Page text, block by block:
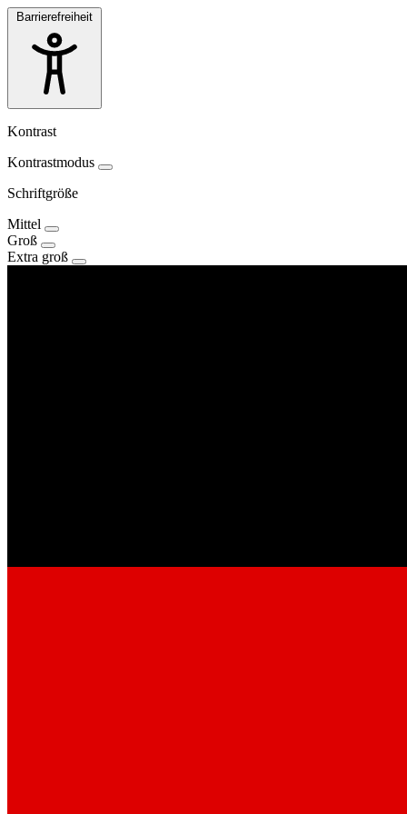
Barrierefreiheit
Kontrast
Kontrastmodus
Schriftgröße
Mittel
Groß
Extra groß